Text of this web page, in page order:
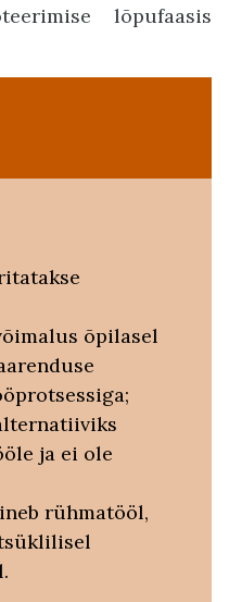
lõpufaasis
õpilasel
ja ei ole
rühmatööl,